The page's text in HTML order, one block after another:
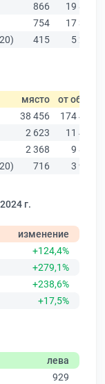
866
19 882
754
17 349
415 5 291
място от общо
38 456
174 403
2 623
11 437
2 368
9 876
716 3 927
г.
изменение
+124,4%
+279,1%
+238,6%
+17,5%
лева
929